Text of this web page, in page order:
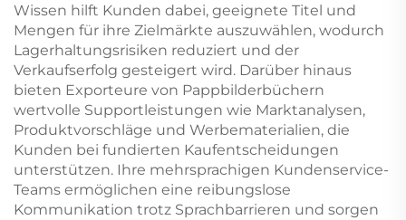
Wissen hilft Kunden dabei, geeignete Titel und
Mengen für ihre Zielmärkte auszuwählen, wodurch
Lagerhaltungsrisiken reduziert und der
Verkaufserfolg gesteigert wird. Darüber hinaus
bieten Exporteure von Pappbilderbüchern
wertvolle Supportleistungen wie Marktanalysen,
Produktvorschläge und Werbematerialien, die
Kunden bei fundierten Kaufentscheidungen
unterstützen. Ihre mehrsprachigen Kundenservice-
Teams ermöglichen eine reibungslose
Kommunikation trotz Sprachbarrieren und sorgen